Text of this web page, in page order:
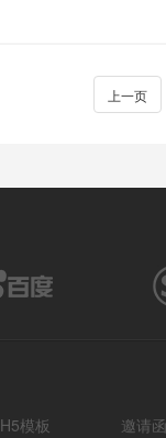
上一页
H5模板
邀请